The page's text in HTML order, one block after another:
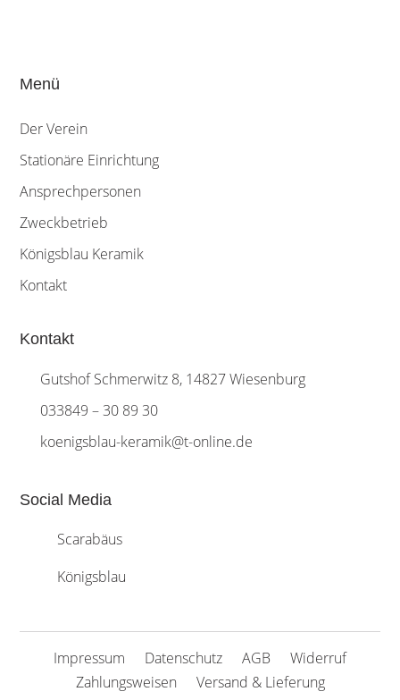
Menü
Der Verein
Stationäre Einrichtung
Ansprechpersonen
Zweckbetrieb
Königsblau Keramik
Kontakt
Kontakt
Gutshof Schmerwitz 8, 14827 Wiesenburg
033849 – 30 89 30
koenigsblau-keramik@t-online.de
Social Media
Scarabäus
Königsblau
Impressum Datenschutz AGB
Widerruf
Zahlungsweisen
Versand & Lieferung